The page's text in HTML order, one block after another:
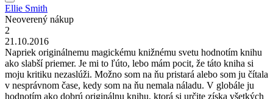
Ellie Smith
Neoverený nákup
2
21.10.2016
Napriek originálnemu magickému knižnému svetu hodnotím knihu
ako slabší priemer. Je mi to ľúto, lebo mám pocit, že táto kniha si
moju kritiku nezaslúži. Možno som na ňu pristará alebo som ju čítala
v nesprávnom čase, kedy som na ňu nemala náladu. V globále ju
hodnotím ako dobrú originálnu knihu, ktorá si určite získa všetkých